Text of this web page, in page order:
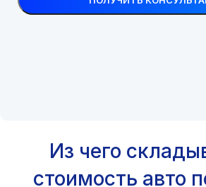
Из чего
стоимость авто